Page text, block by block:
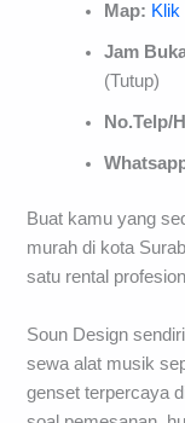
Map: Klik
Jam
(Tutup)
No.Telp/
Buat kamu yang
murah di kota
satu rental
Soun Design
sewa alat musik
genset terpercaya